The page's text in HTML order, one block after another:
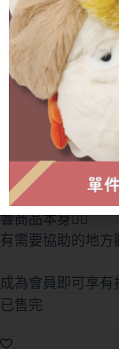
【東北限定】牡
NT$ 360
🎐收單時間：
5/
🥐 預購商品2-3週
購(提前或延後都
🥐 外盒在運送中
響商品本身🙇‍♀️
有需要協助的地方
成為會員即可享有
已售完